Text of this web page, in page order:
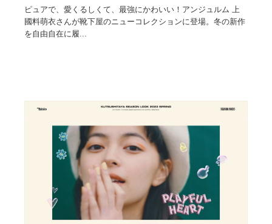
ピュアで、愛くるしくて、最強にかわいい！アンジュルム 上
國料萌衣さんが靴下屋のニューコレクションに登場。冬の新作
を自由自在に履...